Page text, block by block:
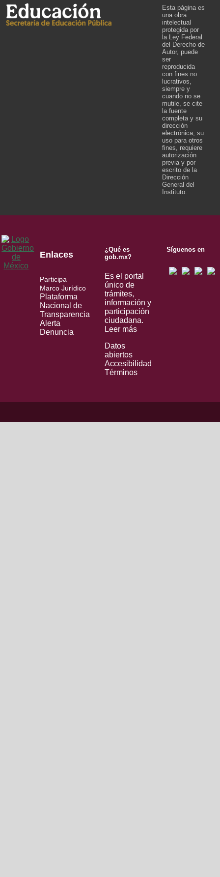
Esta página es
una obra
intelectual
protegida por
la Ley Federal
del Derecho de
Autor, puede
ser
reproducida
con fines no
lucrativos,
siempre y
cuando no se
mutile, se cite
la fuente
completa y su
dirección
electrónica; su
uso para otros
fines, requiere
autorización
previa y por
escrito de la
Dirección
General del
Instituto.
Enlaces
Participa
Marco Jurídico
Plataforma
Nacional de
Transparencia
Alerta
Denuncia
¿Qué es
gob.mx?
Es el portal
único de
trámites,
información y
participación
ciudadana.
Leer más
Datos
abiertos
Accesibilidad
Términos
Síguenos en